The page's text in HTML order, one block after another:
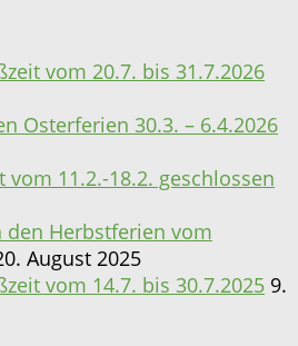
vom 20.7. bis 31.7.2026
Osterferien 30.3. – 6.4.2026
vom 11.2.-18.2. geschlossen
den Herbstferien vom
August 2025
vom 14.7. bis 30.7.2025 9.